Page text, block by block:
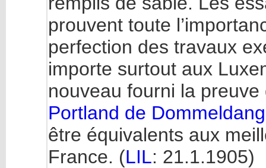
prouvent toute
perfection des travaux
importe surtout aux
nouveau fourni la
Portland de
être équivalents aux
France. (LIL: 21.1.1905)